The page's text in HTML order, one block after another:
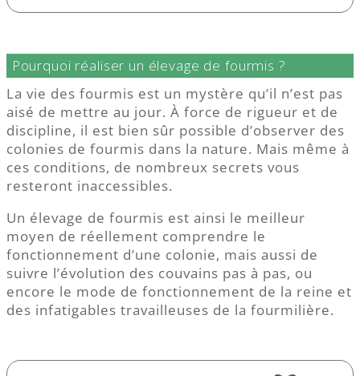
Pourquoi réaliser un élevage de fourmis ?
La vie des fourmis est un mystère qu’il n’est pas
aisé de mettre au jour. À force de rigueur et de
discipline, il est bien sûr possible d’observer des
colonies de fourmis dans la nature. Mais même à
ces conditions, de nombreux secrets vous
resteront inaccessibles.
Un élevage de fourmis est ainsi le meilleur
moyen de réellement comprendre le
fonctionnement d’une colonie, mais aussi de
suivre l’évolution des couvains pas à pas, ou
encore le mode de fonctionnement de la reine et
des infatigables travailleuses de la fourmilière.